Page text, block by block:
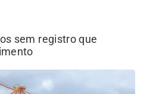
sem registro que